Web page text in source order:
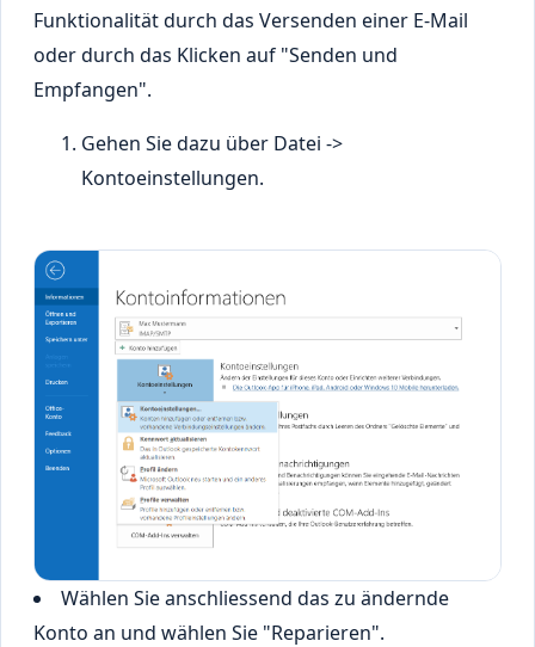
Funktionalität durch das Versenden einer E-Mail
oder durch das Klicken auf "Senden und
Empfangen".
Gehen Sie dazu über Datei ->
Kontoeinstellungen.
Wählen Sie anschliessend das zu ändernde
Konto an und wählen Sie "Reparieren".